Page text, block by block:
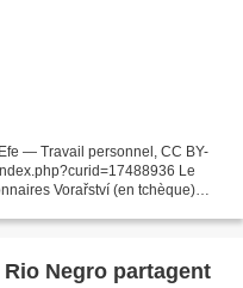
— Travail personnel, CC BY-
Le
Vorařství (en tchèque)
Negro partagent